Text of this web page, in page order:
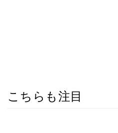
こちらも注目